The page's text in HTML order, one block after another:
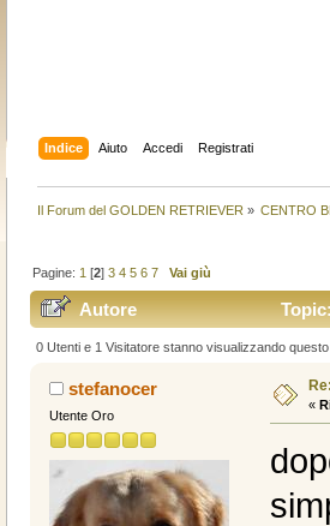
Indice Aiuto Accedi Registrati
Il Forum del GOLDEN RETRIEVER » CENTRO
Pagine: 1 [2]3 4 5 6 7 Vai giù
Autore
0 Utenti e 1 Visitatore stanno visualizzando questo
stefanocer
Utente Oro
«